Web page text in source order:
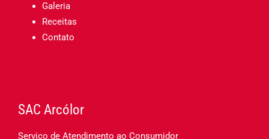
Galeria
Receitas
Contato
SAC Arcólor
Serviço de Atendimento ao Consumidor